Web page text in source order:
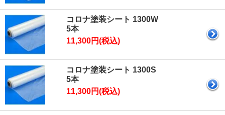
コロナ塗装シート 1300W
5本
11,300円(税込)
コロナ塗装シート 1300S
5本
11,300円(税込)